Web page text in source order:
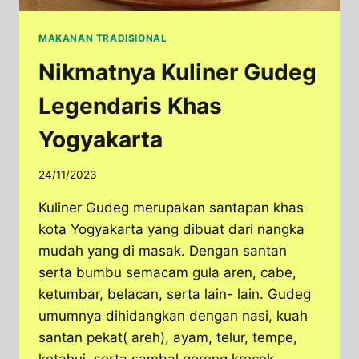
MAKANAN TRADISIONAL
Nikmatnya Kuliner Gudeg
Legendaris Khas
Yogyakarta
24/11/2023
Kuliner Gudeg merupakan santapan khas
kota Yogyakarta yang dibuat dari nangka
mudah yang di masak. Dengan santan
serta bumbu semacam gula aren, cabe,
ketumbar, belacan, serta lain- lain. Gudeg
umumnya dihidangkan dengan nasi, kuah
santan pekat( areh), ayam, telur, tempe,